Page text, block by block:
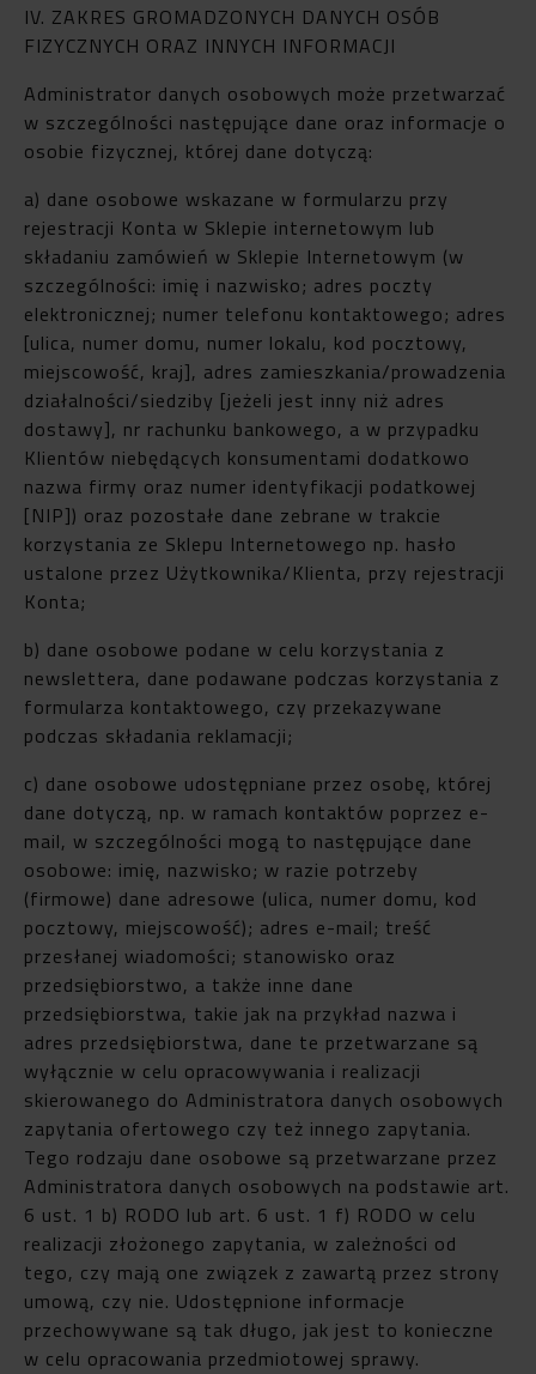
IV. ZAKRES GROMADZONYCH DANYCH OSÓB
FIZYCZNYCH ORAZ INNYCH INFORMACJI
Administrator danych osobowych może przetwarzać
w szczególności następujące dane oraz informacje o
osobie fizycznej, której dane dotyczą:
a) dane osobowe wskazane w formularzu przy
rejestracji Konta w Sklepie internetowym lub
składaniu zamówień w Sklepie Internetowym (w
szczególności: imię i nazwisko; adres poczty
elektronicznej; numer telefonu kontaktowego; adres
[ulica, numer domu, numer lokalu, kod pocztowy,
miejscowość, kraj], adres zamieszkania/prowadzenia
działalności/siedziby [jeżeli jest inny niż adres
dostawy], nr rachunku bankowego, a w przypadku
Klientów niebędących konsumentami dodatkowo
nazwa firmy oraz numer identyfikacji podatkowej
[NIP]) oraz pozostałe dane zebrane w trakcie
korzystania ze Sklepu Internetowego np. hasło
ustalone przez Użytkownika/Klienta, przy rejestracji
Konta;
b) dane osobowe podane w celu korzystania z
newslettera, dane podawane podczas korzystania z
formularza kontaktowego, czy przekazywane
podczas składania reklamacji;
c) dane osobowe udostępniane przez osobę, której
dane dotyczą, np. w ramach kontaktów poprzez e-
mail, w szczególności mogą to następujące dane
osobowe: imię, nazwisko; w razie potrzeby
(firmowe) dane adresowe (ulica, numer domu, kod
pocztowy, miejscowość); adres e-mail; treść
przesłanej wiadomości; stanowisko oraz
przedsiębiorstwo, a także inne dane
przedsiębiorstwa, takie jak na przykład nazwa i
adres przedsiębiorstwa, dane te przetwarzane są
wyłącznie w celu opracowywania i realizacji
skierowanego do Administratora danych osobowych
zapytania ofertowego czy też innego zapytania.
Tego rodzaju dane osobowe są przetwarzane przez
Administratora danych osobowych na podstawie art.
6 ust. 1 b) RODO lub art. 6 ust. 1 f) RODO w celu
realizacji złożonego zapytania, w zależności od
tego, czy mają one związek z zawartą przez strony
umową, czy nie. Udostępnione informacje
przechowywane są tak długo, jak jest to konieczne
w celu opracowania przedmiotowej sprawy.